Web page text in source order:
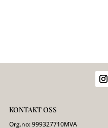
KONTAKT OSS
Org.no:999327710MVA